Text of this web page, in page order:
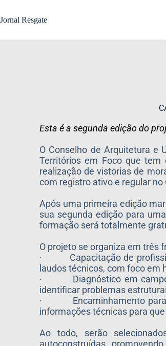
Jornal Resgate
Esta é a segunda edição do
O Conselho de Arquitetura e
Territórios em Foco que tem
realização de vistorias de
com registro ativo e regular no
Após uma primeira edição
sua segunda edição para
formação será totalmente
O projeto se organiza em três
· Capacitação de
laudos técnicos, com foco em
· Diagnóstico em campo –
identificar problemas
· Encaminhamento para
informações técnicas para
Ao todo, serão
autoconstruídas,